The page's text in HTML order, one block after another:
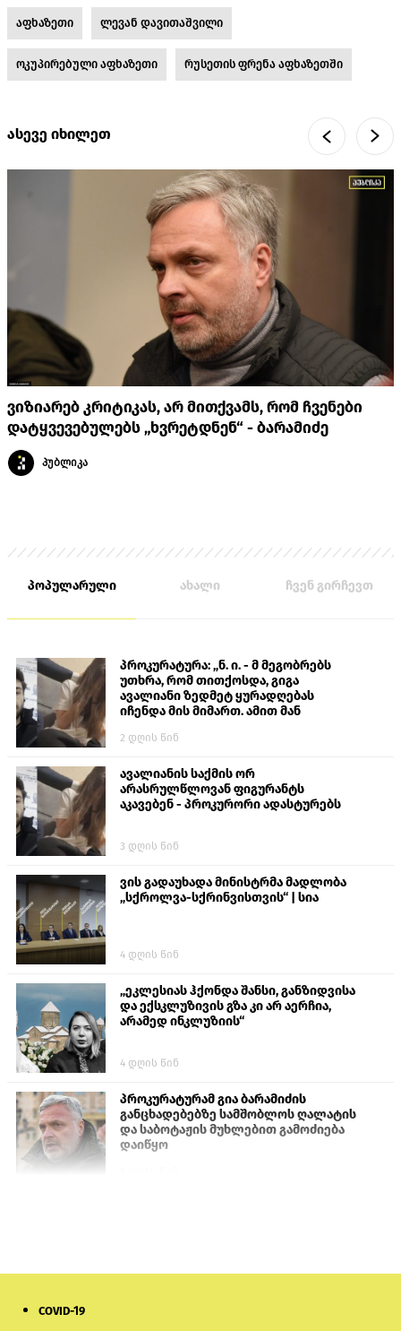
აფხაზეთი ლევან დავითაშვილი
ოკუპირებული აფხაზეთი რუსეთის ფრენა აფხაზეთში
ასევე იხილეთ
ვიზიარებ კრიტიკას, არ მითქვამს, რომ ჩვენები
დატყვევებულებს „ხვრეტდნენ“ - ბარამიძე
პუბლიკა
პოპულარული ახალი ჩვენ გირჩევთ
პროკურატურა: „ნ. ი. - მ მეგობრებს
უთხრა, რომ თითქოსდა, გიგა
ავალიანი ზედმეტ ყურადღებას
იჩენდა მის მიმართ. ამით მან
თავს დასხმოდა გიგა ავალიანს“
2 დღის წინ
ავალიანის საქმის ორ
არასრულწლოვან ფიგურანტს
აკავებენ - პროკურორი ადასტურებს
3 დღის წინ
ვის გადაუხადა მინისტრმა მადლობა
„სქროლვა-სქრინვისთვის“ | სია
4 დღის წინ
„ეკლესიას ჰქონდა შანსი, განზიდვისა
და ექსკლუზივის გზა კი არ აერჩია,
არამედ ინკლუზიის“
4 დღის წინ
პროკურატურამ გია ბარამიძის
განცხადებებზე სამშობლოს ღალატის
და საბოტაჟის მუხლებით გამოძიება
დაიწყო
COVID-19